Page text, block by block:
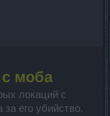
моба
локаций с
его убийство.